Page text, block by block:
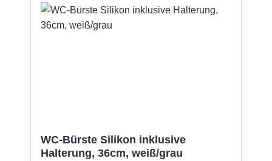
WC-Bürste Silikon inklusive
Halterung, 36cm, weiß/grau